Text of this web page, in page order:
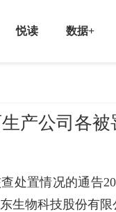
悦读 数据+
产公司各被
处置情况的通告
生物科技股份有